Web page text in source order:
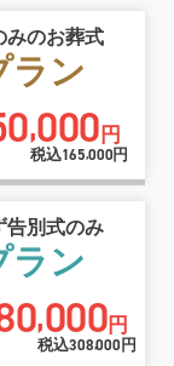
みのお葬式
ラン
,000 円
税込165,000円
告別式のみ
ラン
,000円
税込308,000円